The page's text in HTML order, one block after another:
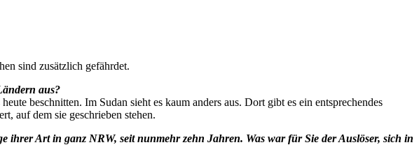
sind zusätzlich gefährdet.
aus?
beschnitten. Im Sudan sieht es kaum anders aus. Dort gibt es ein entsprechendes
auf dem sie geschrieben stehen.
ihrer Art in ganz NRW, seit nunmehr zehn Jahren. Was war für Sie der Auslöser, sich in